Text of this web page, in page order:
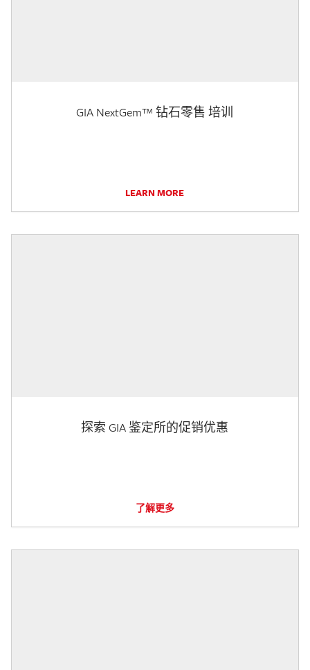
GIA NextGem™ 钻石零售 培训
LEARN MORE
探索 GIA 鉴定所的促销优惠
了解更多